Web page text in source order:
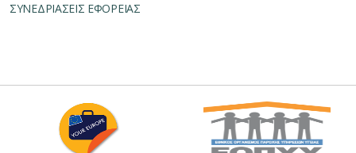
ΣΥΝΕΔΡΙΑΣΕΙΣ ΕΦΟΡΕΙΑΣ